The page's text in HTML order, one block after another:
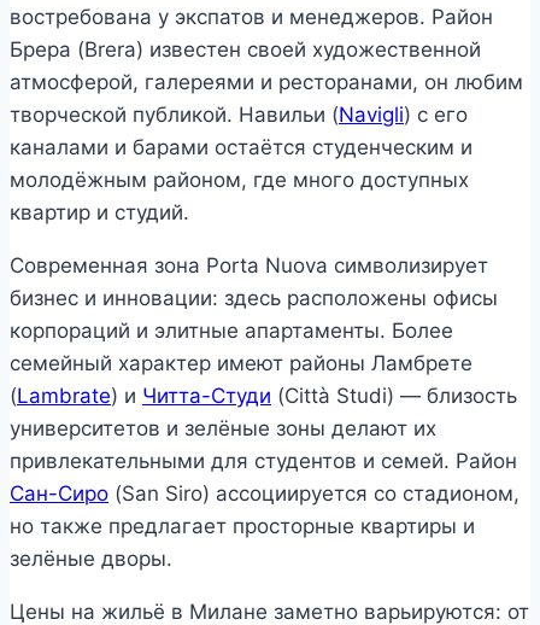
востребована у экспатов и менеджеров. Район
Брера (Brera) известен своей художественной
атмосферой, галереями и ресторанами, он любим
творческой публикой. Навильи (Navigli) с его
каналами и барами остаётся студенческим и
молодёжным районом, где много доступных
квартир и студий.
Современная зона Porta Nuova символизирует
бизнес и инновации: здесь расположены офисы
корпораций и элитные апартаменты. Более
семейный характер имеют районы Ламбрете
(Lambrate) и Читта-Студи (Città Studi) — близость
университетов и зелёные зоны делают их
привлекательными для студентов и семей. Район
Сан-Сиро (San Siro) ассоциируется со стадионом,
но также предлагает просторные квартиры и
зелёные дворы.
Цены на жильё в Милане заметно варьируются: от